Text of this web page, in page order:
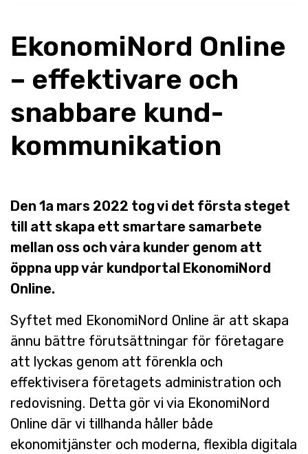
EkonomiNord Online
– effektivare och
snabbare kund-
kommunikation
Den 1a mars 2022 tog vi det första steget
till att skapa ett smartare samarbete
mellan oss och våra kunder genom att
öppna upp vår kundportal EkonomiNord
Online.
Syftet med EkonomiNord Online är att skapa
ännu bättre förutsättningar för företagare
att lyckas genom att förenkla och
effektivisera företagets administration och
redovisning. Detta gör vi via EkonomiNord
Online där vi tillhanda håller både
ekonomitjänster och moderna, flexibla digitala